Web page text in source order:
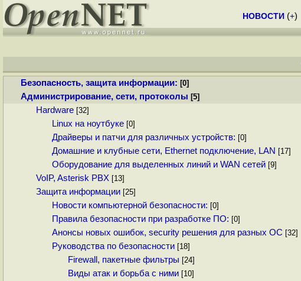
НОВОСТИ (+)
Безопасность, защита информации: [0]
Администрирование, сети, протоколы [5]
Hardware [32]
Linux на ноутбуке [0]
Драйверы и патчи для различных устройств: [0]
Домашние и клубные сети, Ethernet подключение, LAN [17]
Оборудование для выделенных линий и WAN сетей [9]
VoIP, Asterisk PBX [13]
Защита информации [25]
Новости компьютерной безопасности: [0]
Правила безопасности при разработке ПО: [0]
Анонсы новых ошибок, security решения для разных ОС [32]
Руководства по безопасности [18]
Firewall, пакетные фильтры [24]
Виды атак и борьба с ними [10]